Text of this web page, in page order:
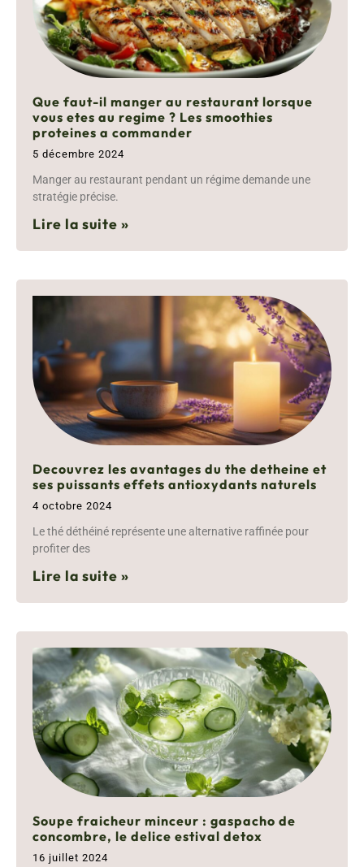
Que faut-il manger au restaurant lorsque
vous etes au regime ? Les smoothies
proteines a commander
5 décembre 2024
Manger au restaurant pendant un régime demande une
stratégie précise.
Lire la suite »
Decouvrez les avantages du the detheine et
ses puissants effets antioxydants naturels
4 octobre 2024
Le thé déthéiné représente une alternative raffinée pour
profiter des
Lire la suite »
Soupe fraicheur minceur : gaspacho de
concombre, le delice estival detox
16 juillet 2024